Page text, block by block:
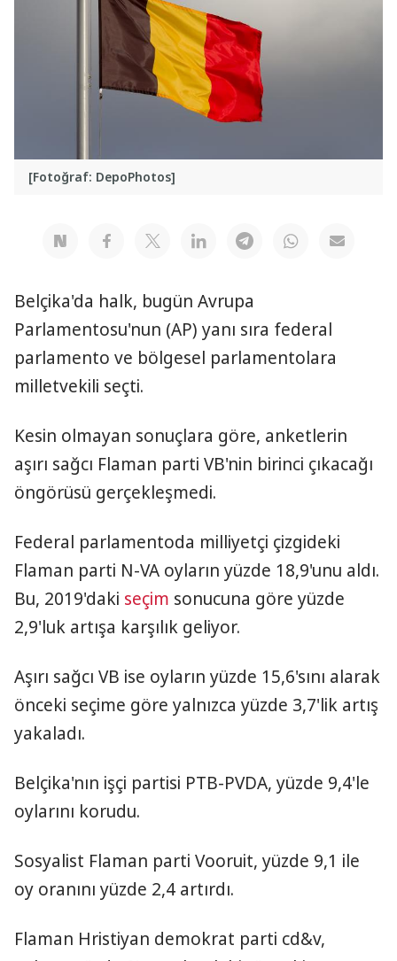
[Fotoğraf: DepoPhotos]
Belçika'da halk, bugün Avrupa
Parlamentosu'nun (AP) yanı sıra federal
parlamento ve bölgesel parlamentolara
milletvekili seçti.
Kesin olmayan sonuçlara göre, anketlerin
aşırı sağcı Flaman parti VB'nin birinci çıkacağı
öngörüsü gerçekleşmedi.
Federal parlamentoda milliyetçi çizgideki
Flaman parti N-VA oyların yüzde 18,9'unu aldı.
Bu, 2019'daki seçim sonucuna göre yüzde
2,9'luk artışa karşılık geliyor.
Aşırı sağcı VB ise oyların yüzde 15,6'sını alarak
önceki seçime göre yalnızca yüzde 3,7'lik artış
yakaladı.
Belçika'nın işçi partisi PTB-PVDA, yüzde 9,4'le
oylarını korudu.
Sosyalist Flaman parti Vooruit, yüzde 9,1 ile
oy oranını yüzde 2,4 artırdı.
Flaman Hristiyan demokrat parti cd&v,